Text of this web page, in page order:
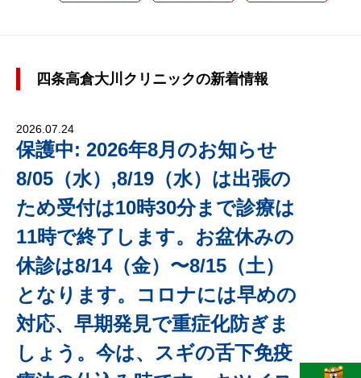
四条高倉大川クリニックの新着情報
2026.07.24
保護中: 2026年8月のお知らせ
8/05（水）,8/19（水）は出張の
ため受付は10時30分まで診療は
11時で終了します。お盆休みの
休診は8/14（金）〜8/15（土）
となります。コロナには早めの
対応、早期発見で重症化防ぎま
しょう。今は、スギの舌下免疫